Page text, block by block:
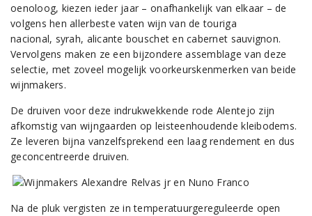
oenoloog, kiezen ieder jaar – onafhankelijk van elkaar – de
volgens hen allerbeste vaten wijn van de touriga
nacional, syrah, alicante bouschet en cabernet sauvignon.
Vervolgens maken ze een bijzondere assemblage van deze
selectie, met zoveel mogelijk voorkeurskenmerken van beide
wijnmakers.
De druiven voor deze indrukwekkende rode Alentejo zijn
afkomstig van wijngaarden op leisteenhoudende kleibodems.
Ze leveren bijna vanzelfsprekend een laag rendement en dus
geconcentreerde druiven.
Na de pluk vergisten ze in temperatuurgereguleerde open